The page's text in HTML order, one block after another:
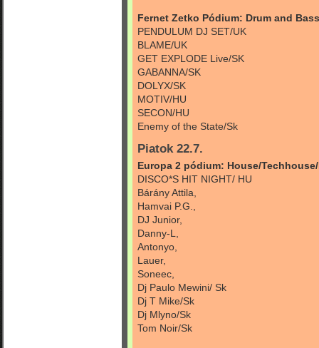
Fernet Zetko Pódium: Drum and Bass
PENDULUM DJ SET/UK
BLAME/UK
GET EXPLODE Live/SK
GABANNA/SK
DOLYX/SK
MOTIV/HU
SECON/HU
Enemy of the State/Sk
Piatok 22.7.
Europa 2 pódium: House/
DISCO*S HIT NIGHT/ HU
Bárány Attila,
Hamvai P.G.,
DJ Junior,
Danny-L,
Antonyo,
Lauer,
Soneec,
Dj Paulo Mewini/ Sk
Dj T Mike/Sk
Dj Mlyno/Sk
Tom Noir/Sk